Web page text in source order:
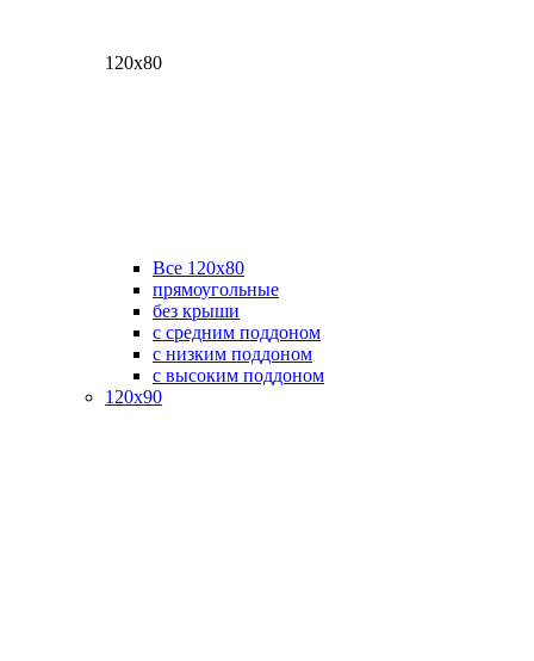
120х80
Все 120х80
прямоугольные
без крыши
с средним поддоном
с низким поддоном
с высоким поддоном
120х90